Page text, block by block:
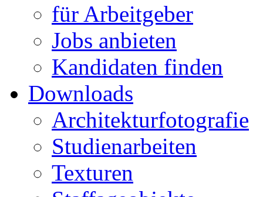
für Arbeitgeber
Jobs anbieten
Kandidaten finden
Downloads
Architekturfotografie
Studienarbeiten
Texturen